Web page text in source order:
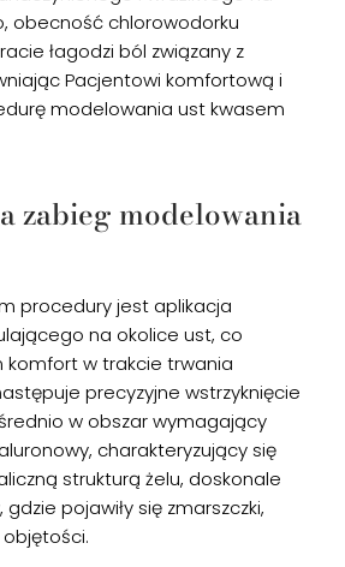
obecność chlorowodorku
łagodzi ból związany z
Pacjentowi komfortową i
modelowania ust kwasem
zabieg modelowania
procedury jest aplikacja
na okolice ust, co
komfort w trakcie trwania
precyzyjne wstrzyknięcie
w obszar wymagający
charakteryzujący się
strukturą żelu, doskonale
pojawiły się zmarszczki,